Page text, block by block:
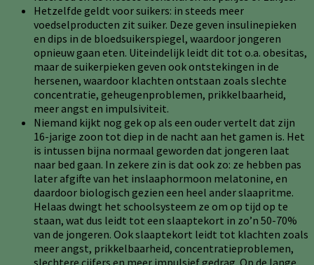
Hetzelfde geldt voor suikers: in steeds meer
voedselproducten zit suiker. Deze geven insulinepieken
en dips in de bloedsuikerspiegel, waardoor jongeren
opnieuw gaan eten. Uiteindelijk leidt dit tot o.a. obesitas,
maar de suikerpieken geven ook ontstekingen in de
hersenen, waardoor klachten ontstaan zoals slechte
concentratie, geheugenproblemen, prikkelbaarheid,
meer angst en impulsiviteit.
Niemand kijkt nog gek op als een ouder vertelt dat zijn
16-jarige zoon tot diep in de nacht aan het gamen is. Het
is intussen bijna normaal geworden dat jongeren laat
naar bed gaan. In zekere zin is dat ook zo: ze hebben pas
later afgifte van het inslaaphormoon melatonine, en
daardoor biologisch gezien een heel ander slaapritme.
Helaas dwingt het schoolsysteem ze om op tijd op te
staan, wat dus leidt tot een slaaptekort in zo’n 50-70%
van de jongeren. Ook slaaptekort leidt tot klachten zoals
meer angst, prikkelbaarheid, concentratieproblemen,
slechtere cijfers en meer impulsief gedrag. Op de lange